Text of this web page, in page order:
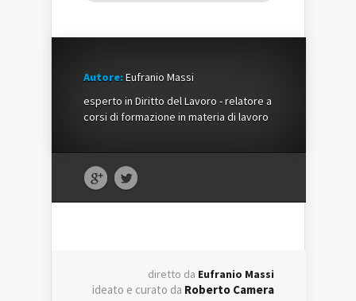
Autore:Eufranio Massi
esperto in Diritto del Lavoro - relatore a
corsi di formazione in materia di lavoro
diretto da Eufranio Massi
ideato e curato da Roberto Camera